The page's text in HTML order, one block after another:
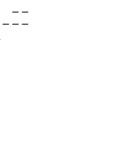
ー ー
ー ー ー